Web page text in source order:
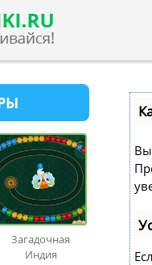
Загадочная
Индия
Вы